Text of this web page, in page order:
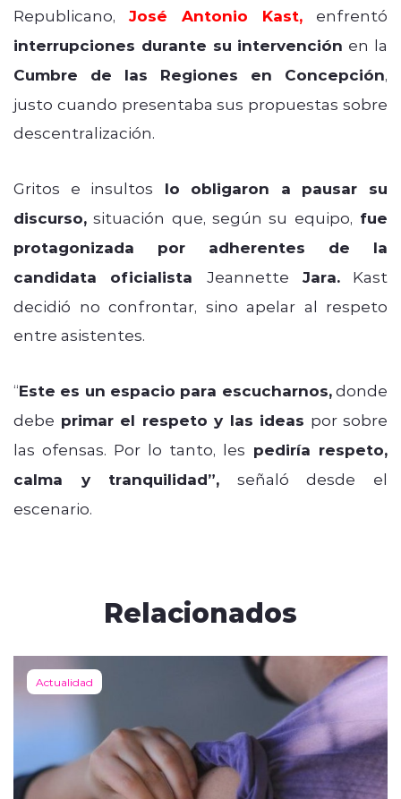
Republicano, José Antonio Kast, enfrentó
interrupciones durante su intervención en la
Cumbre de las Regiones en Concepción,
justo cuando presentaba sus propuestas sobre
descentralización.
Gritos e insultos lo obligaron a pausar su
discurso, situación que, según su equipo, fue
protagonizada por adherentes de la
candidata oficialista Jeannette Jara.Kast
decidió no confrontar, sino apelar al respeto
entre asistentes.
“Este es un espacio para escucharnos,donde
debe primar el respeto y las ideas por sobre
las ofensas. Por lo tanto, les pediría respeto,
calma y tranquilidad”, señaló desde el
escenario.
Relacionados
Actualidad